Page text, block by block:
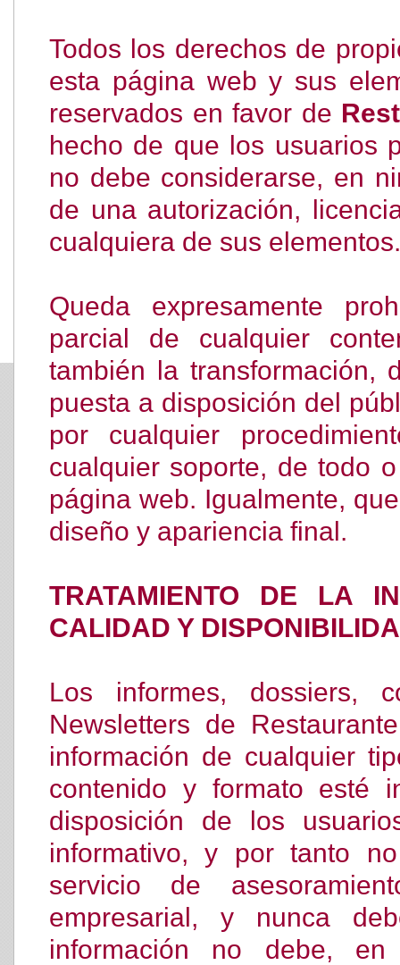
Todos los derechos de
esta página web y sus
reservados en favor de
hecho de que los usuarios
no debe considerarse, en
de una autorización,
cualquiera de sus elementos.
Queda expresamente
parcial de cualquier
también la transformación,
puesta a disposición del
por cualquier
cualquier soporte, de todo
página web. Igualmente,
diseño y apariencia final.
TRATAMIENTO DE LA
CALIDAD Y
Los informes, dossiers,
Newsletters de
información de cualquier
contenido y formato esté
disposición de los
informativo, y por tanto
servicio de
empresarial, y nunca
información no debe,